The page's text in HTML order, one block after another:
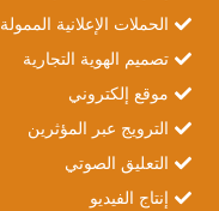
الحملات الإعلانية الممولة
تصميم الهوية التجارية
موقع إلكتروني
الترويج عبر المؤثرين
التعليق الصوتي
إنتاج الفيديو